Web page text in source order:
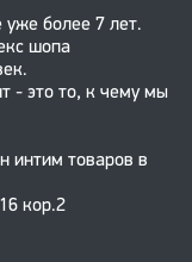
уже более 7 лет.
шопа
- это то, к чему мы
интим товаров в
кор.2